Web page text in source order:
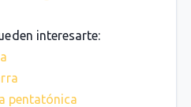
interesarte:
pentatónica